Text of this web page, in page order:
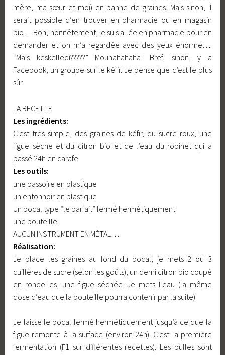
mère, ma sœur et moi) en panne de graines. Mais sinon, il
serait possible d’en trouver en pharmacie ou en magasin
bio… Bon, honnêtement, je suis allée en pharmacie pour en
demander et on m’a regardée avec des yeux énorme….
“Mais keskelledi?????” Mouhahahaha! Bref, sinon, y a
Facebook, un groupe sur le kéfir. Je pense que c’est le plus
sûr.
LA RECETTE
Les ingrédients:
C’est très simple, des graines de kéfir, du sucre roux, une
figue sèche et du citron bio et de l’eau du robinet qui a
passé 24h en carafe.
Les outils:
une passoire en plastique
un entonnoir en plastique
Un bocal type “le parfait” fermé hermétiquement
une bouteille.
AUCUN INSTRUMENT EN MÉTAL…
Réalisation:
Je place les graines au fond du bocal, je mets 2 ou 3
cuillères de sucre (selon les goûts), un demi citron bio coupé
en rondelles, une figue séchée. Je mets l’eau (la même
dose d’eau que la bouteille pourra contenir par la suite)
Je laisse le bocal fermé hermétiquement jusqu’à ce que la
figue remonte à la surface (environ 24h). C’est la première
fermentation (F1 sur différentes recettes). Les bulles sont